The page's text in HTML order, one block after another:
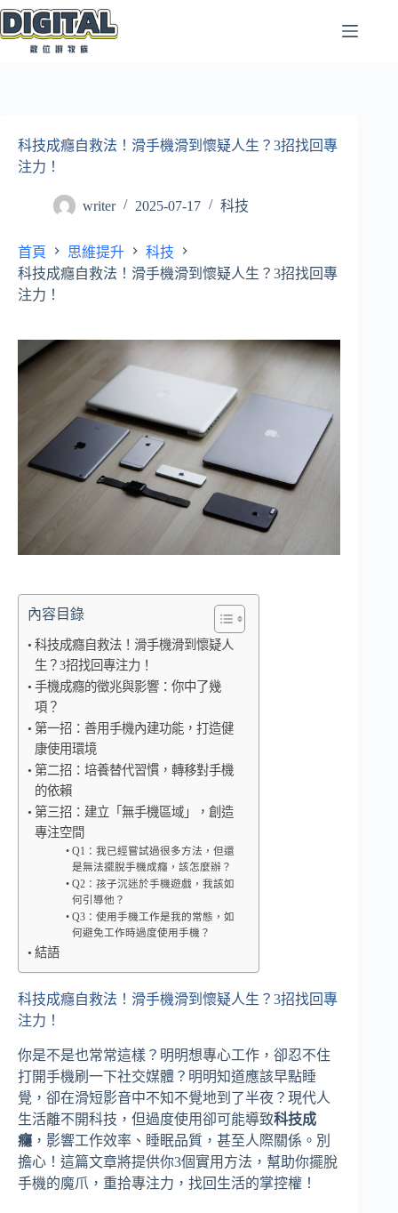
跳
至
科技成癮自救法！滑手機滑到懷疑人生？3招找回專
注力！
writer 2025-07-17 科技
首頁 思維提升
科技
科技成癮自救法！滑手機滑到懷疑人生？3招找回專
注力！
內容目錄
科技成癮自救法！滑手機滑到懷疑人
生？3招找回專注力！
手機成癮的徵兆與影響：你中了幾
項？
第一招：善用手機內建功能，打造健
康使用環境
第二招：培養替代習慣，轉移對手機
的依賴
第三招：建立「無手機區域」，創造
專注空間
Q1：我已經嘗試過很多方法，但還
是無法擺脫手機成癮，該怎麼辦？
Q2：孩子沉迷於手機遊戲，我該如
何引導他？
Q3：使用手機工作是我的常態，如
何避免工作時過度使用手機？
結語
科技成癮自救法！滑手機滑到懷疑人生？3招找回專
注力！
你是不是也常常這樣？明明想專心工作，卻忍不住
打開手機刷一下社交媒體？明明知道應該早點睡
覺，卻在滑短影音中不知不覺地到了半夜？現代人
生活離不開科技，但過度使用卻可能導致科技成
癮 ，影響工作效率、睡眠品質，甚至人際關係。別
擔心！這篇文章將提供你3個實用方法，幫助你擺脫
手機的魔爪，重拾專注力，找回生活的掌控權！